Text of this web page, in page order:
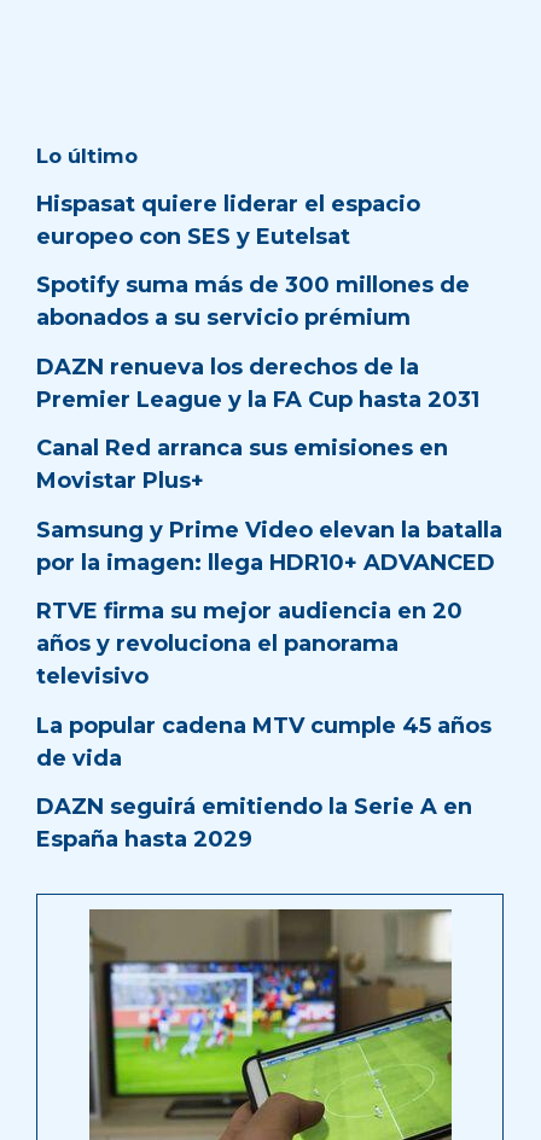
Lo último
Hispasat quiere liderar el espacio
europeo con SES y Eutelsat
Spotify suma más de 300 millones de
abonados a su servicio prémium
DAZN renueva los derechos de la
Premier League y la FA Cup hasta 2031
Canal Red arranca sus emisiones en
Movistar Plus+
Samsung y Prime Video elevan la batalla
por la imagen: llega HDR10+ ADVANCED
RTVE firma su mejor audiencia en 20
años y revoluciona el panorama
televisivo
La popular cadena MTV cumple 45 años
de vida
DAZN seguirá emitiendo la Serie A en
España hasta 2029